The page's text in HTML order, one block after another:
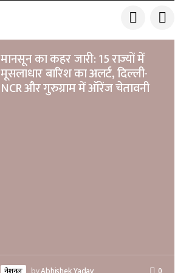
मानसून का कहर जारी: 15 राज्यों में
मूसलाधार बारिश का अलर्ट, दिल्ली-
NCR और गुरुग्राम में ऑरेंज चेतावनी